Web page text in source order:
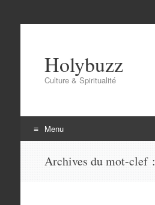
Holybuzz
Culture & Spiritualité
Menu
Archives du mot-clef :